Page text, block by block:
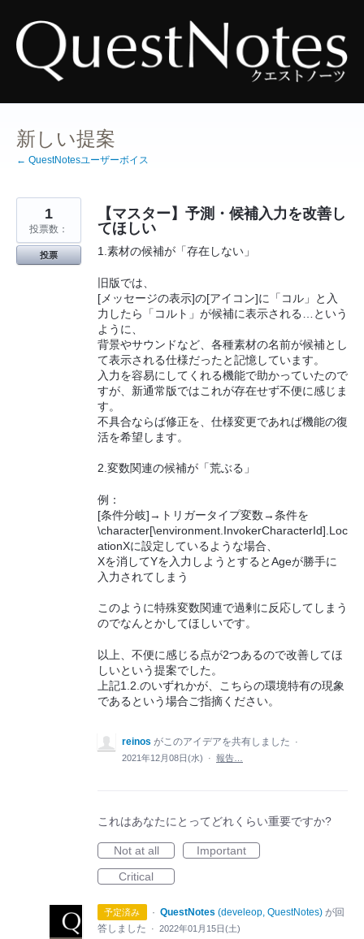
ン
テ
ン
ツ
新しい提案
← QuestNotesユーザーボイス
【マスター】予測・候補入力を改善し
てほしい
1.素材の候補が「存在しない」
旧版では、
[メッセージの表示]の[アイコン]に「コル」と入
力したら「コルト」が候補に表示される…という
ように、
背景やサウンドなど、各種素材の名前が候補とし
て表示される仕様だったと記憶しています。
入力を容易にしてくれる機能で助かっていたので
すが、新通常版ではこれが存在せず不便に感じま
す。
不具合ならば修正を、仕様変更であれば機能の復
活を希望します。
2.変数関連の候補が「荒ぶる」
例：
[条件分岐]→トリガータイプ変数→条件を
\character[\environment.InvokerCharacterId].Loc
ationXに設定しているような場合、
Xを消してYを入力しようとするとAgeが勝手に
入力されてしまう
このように特殊変数関連で過剰に反応してしまう
のでなんとかしてほしいです。
以上、不便に感じる点が2つあるので改善してほ
しいという提案でした。
上記1.2.のいずれかが、こちらの環境特有の現象
であるという場合ご指摘ください。
1
投票数：
投票
reinos がこのアイデアを共有しました
·
2021年12月08日(水)
· 報告…
これはあなたにとってどれくらい重要ですか?
Not at all
Important
Critical
予定済み · QuestNotes (develeop, QuestNotes)が回
答しました
· 2022年01月15日(土)